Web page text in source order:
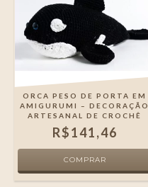
ORCA PESO DE PORTA EM
AMIGURUMI – DECORAÇÃO
ARTESANAL DE CROCHÊ
R$141,46